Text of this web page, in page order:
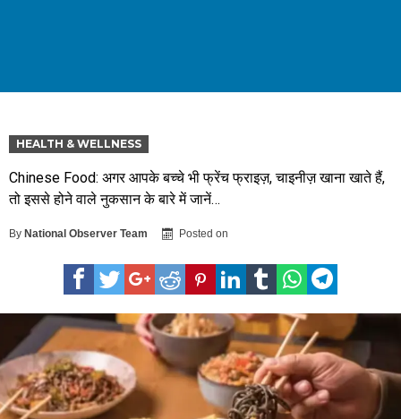
HEALTH & WELLNESS
Chinese Food: अगर आपके बच्चे भी फ्रेंच फ्राइज़, चाइनीज़ खाना खाते हैं,
तो इससे होने वाले नुकसान के बारे में जानें…
By National Observer Team Posted on